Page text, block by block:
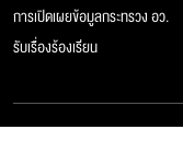
การเปิดเผยข้อมูลกระทรวง อว.
รับเรื่องร้องเรียน